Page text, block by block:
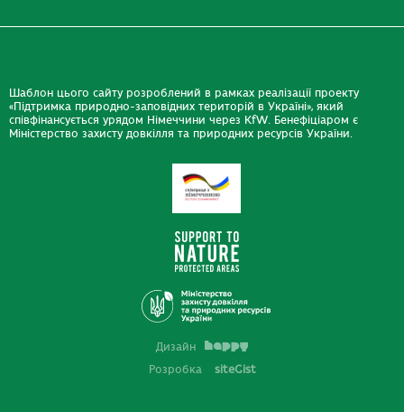
Шаблон цього сайту розроблений в рамках реалізації проекту
«Підтримка природно-заповідних територій в Україні», який
співфінансується урядом Німеччини через KfW. Бенефіціаром є
Міністерство захисту довкілля та природних ресурсів України.
Дизайн
Розробка
siteGist